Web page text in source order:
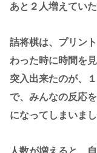
あと２人増えてい
詰将棋は、プリン
わった時に時間を
突入出来たのが、
で、みんなの反応
になってしまいまし
人数が増えると、